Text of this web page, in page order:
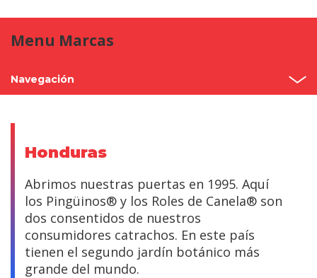
Menu Marcas
Navegación
Centroamérica
Sudamérica
Europa y África
Honduras
Abrimos nuestras puertas en 1995. Aquí
los Pingüinos® y los Roles de Canela® son
dos consentidos de nuestros
consumidores catrachos. En este país
tienen el segundo jardín botánico más
grande del mundo.